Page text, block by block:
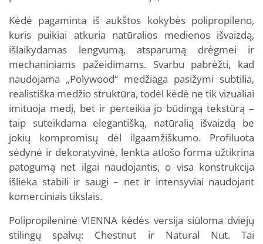
Kėdė pagaminta iš aukštos kokybės polipropileno,
kuris puikiai atkuria natūralios medienos išvaizdą,
išlaikydamas lengvumą, atsparumą drėgmei ir
mechaniniams pažeidimams. Svarbu pabrėžti, kad
naudojama „Polywood“ medžiaga pasižymi subtilia,
realistiška medžio struktūra, todėl kėdė ne tik vizualiai
imituoja medį, bet ir perteikia jo būdingą tekstūrą –
taip suteikdama elegantišką, natūralią išvaizdą be
jokių kompromisų dėl ilgaamžiškumo. Profiluota
sėdynė ir dekoratyvinė, lenkta atlošo forma užtikrina
patogumą net ilgai naudojantis, o visa konstrukcija
išlieka stabili ir saugi – net ir intensyviai naudojant
komerciniais tikslais.
Polipropileninė VIENNA kėdės versija siūloma dviejų
stilingų spalvų: Chestnut ir Natural Nut. Tai